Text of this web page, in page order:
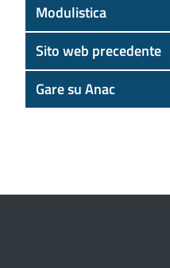
Modulistica
Sito web precedente
Gare su Anac